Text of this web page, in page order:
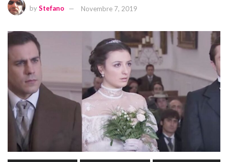
byStefano Novembre 7, 2019